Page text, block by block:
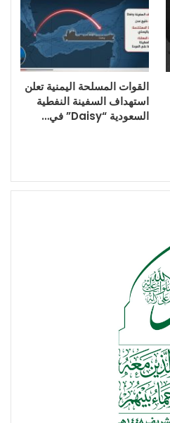
القوات المسلحة اليمنية تعلن
استهداف السفينة النفطية
السعودية “Daisy” في…